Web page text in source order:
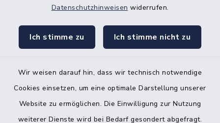
Datenschutzhinweisen widerrufen.
Ich stimme zu Ich stimme nicht zu
Wir weisen darauf hin, dass wir technisch notwendige
Cookies einsetzen, um eine optimale Darstellung unserer
Website zu ermöglichen. Die Einwilligung zur Nutzung
weiterer Dienste wird bei Bedarf gesondert abgefragt.
Kontakt
Datenschutz
Impressum